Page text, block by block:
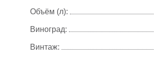
Объём (л):
Виноград:
Винтаж: